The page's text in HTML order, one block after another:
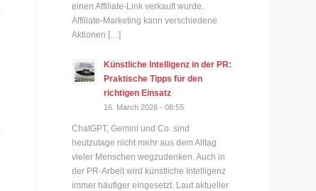
einen Affiliate-Link verkauft wurde.
Affiliate-Marketing kann verschiedene
Aktionen […]
Künstliche Intelligenz in der PR:
Praktische Tipps für den
richtigen Einsatz
16. March 2026 - 08:55
ChatGPT, Gemini und Co. sind
heutzutage nicht mehr aus dem Alltag
vieler Menschen wegzudenken. Auch in
der PR-Arbeit wird künstliche Intelligenz
immer häufiger eingesetzt. Laut aktueller